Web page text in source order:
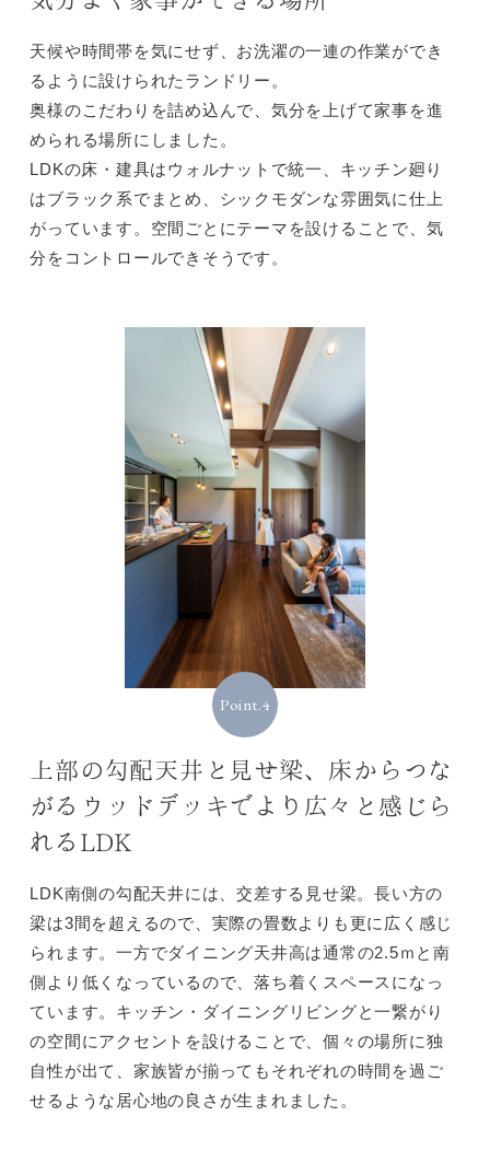
天候や時間帯を気にせず、お洗濯の一連の作業ができ
るように設けられたランドリー。
奥様のこだわりを詰め込んで、気分を上げて家事を進
められる場所にしました。
LDKの床・建具はウォルナットで統一、キッチン廻り
はブラック系でまとめ、シックモダンな雰囲気に仕上
がっています。空間ごとにテーマを設けることで、気
分をコントロールできそうです。
Point.4
上部の勾配天井と見せ梁、床からつな
がるウッドデッキでより広々と感じら
れるLDK
LDK南側の勾配天井には、交差する見せ梁。長い方の
梁は3間を超えるので、実際の畳数よりも更に広く感じ
られます。一方でダイニング天井高は通常の2.5ｍと南
側より低くなっているので、落ち着くスペースになっ
ています。キッチン・ダイニングリビングと一繋がり
の空間にアクセントを設けることで、個々の場所に独
自性が出て、家族皆が揃ってもそれぞれの時間を過ご
せるような居心地の良さが生まれました。